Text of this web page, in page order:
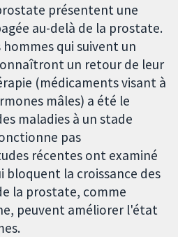
présentent une
au-delà de la prostate.
hommes qui suivent un
un retour de leur
(médicaments visant à
mâles) a été le
maladies à un stade
pas
récentes ont examiné
bloquent la croissance des
la prostate, comme
peuvent améliorer l'état